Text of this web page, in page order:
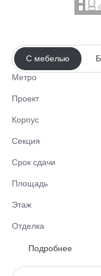
Метро
Проект
Корпус
Секция
Срок сдачи
Площадь
Этаж
Отделка
Район
Вид из окна
Подробнее
С мебелью